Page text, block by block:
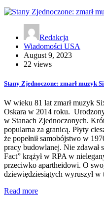
Redakcja
Wiadomości USA
August 9, 2023
22 views
Stany Zjednoczone: zmarł muzyk
W wieku 81 lat zmarł muzyk
Oskara w 2014 roku.
w Stanach Zjednoczonych.
popularna za granicą. Płyty
że popełnił samobójstwo w
pracy budowlanej. Nie zdawał
Fact” krążył w RPA w
przeciwko apartheidowi. O
dziewiędziesiątych wyruszył w
Read more